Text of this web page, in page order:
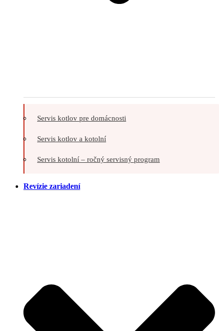
Servis kotlov pre domácnosti
Servis kotlov a kotolní
Servis kotolní – ročný servisný program
Revízie zariadení